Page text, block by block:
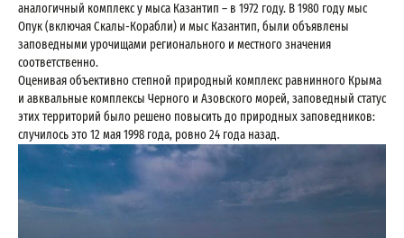
аналогичный комплекс у мыса Казантип – в 1972 году. В 1980 году мыс
Опук (включая Скалы-Корабли) и мыс Казантип, были объявлены
заповедными урочищами регионального и местного значения
соответственно.
Оценивая объективно степной природный комплекс равнинного Крыма
и авквальные комплексы Черного и Азовского морей, заповедный статус
этих территорий было решено повысить до природных заповедников:
случилось это 12 мая 1998 года, ровно 24 года назад.